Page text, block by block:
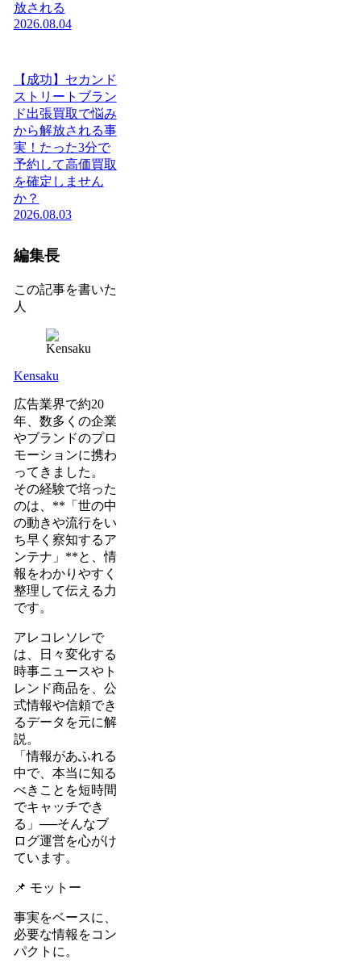
放される
2026.08.04
【成功】セカンド
ストリートブラン
ド出張買取で悩み
から解放される事
実！たった3分で
予約して高価買取
を確定しません
か？
2026.08.03
編集長
この記事を書いた
人
Kensaku
広告業界で約20
年、数多くの企業
やブランドのプロ
モーションに携わ
ってきました。
その経験で培った
のは、**「世の中
の動きや流行をい
ち早く察知するア
ンテナ」**と、情
報をわかりやすく
整理して伝える力
です。
アレコレソレで
は、日々変化する
時事ニュースやト
レンド商品を、公
式情報や信頼でき
るデータを元に解
説。
「情報があふれる
中で、本当に知る
べきことを短時間
でキャッチでき
る」──そんなブ
ログ運営を心がけ
ています。
📌 モットー
事実をベースに、
必要な情報をコン
パクトに。